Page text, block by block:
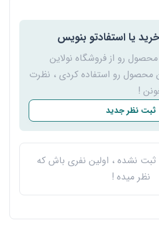
یا استفادتو بنویس
رو از فروشگاه نولاین
محصول رو استفاده کردی ، نظرت
!
ثبت نظر جدید
نشده ، اولین نفری باش که
نظر میده !